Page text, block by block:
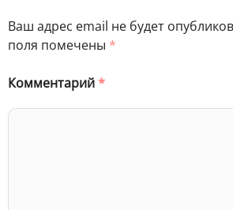
Ваш адрес email не будет
поля помечены *
Комментарий*